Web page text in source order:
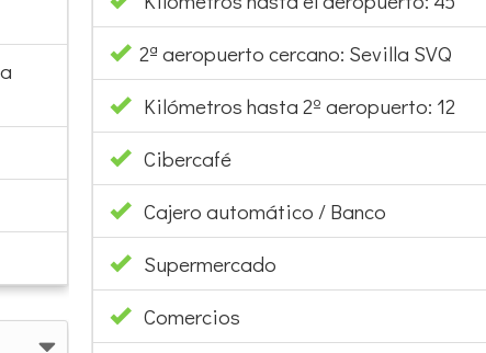
2ª aeropuerto cercano: Sevilla SVQ
Kilómetros hasta 2º aeropuerto: 12
Cibercafé
Cajero automático / Banco
Supermercado
Comercios
Restaurantes